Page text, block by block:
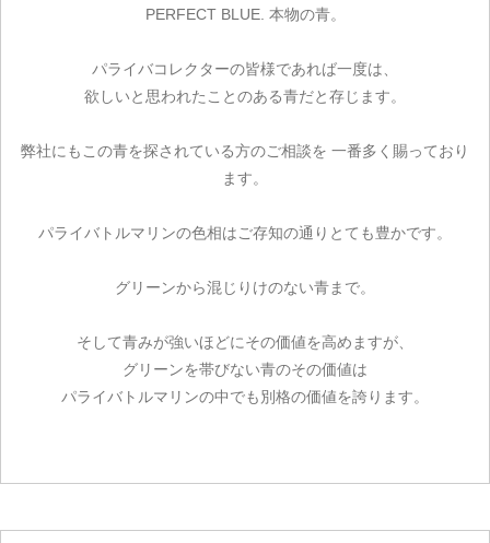
PERFECT BLUE. 本物の青。
パライバコレクターの皆様であれば一度は、
欲しいと思われたことのある青だと存じます。
弊社にもこの青を探されている方のご相談を 一番多く賜っており
ます。
パライバトルマリンの色相はご存知の通りとても豊かです。
グリーンから混じりけのない青まで。
そして青みが強いほどにその価値を高めますが、
グリーンを帯びない青のその価値は
パライバトルマリンの中でも別格の価値を誇ります。